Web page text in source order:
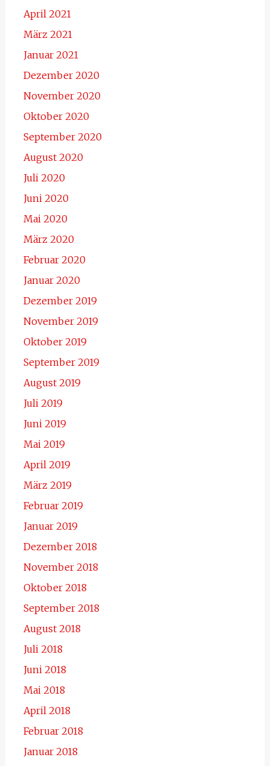
April 2021
März 2021
Januar 2021
Dezember 2020
November 2020
Oktober 2020
September 2020
August 2020
Juli 2020
Juni 2020
Mai 2020
März 2020
Februar 2020
Januar 2020
Dezember 2019
November 2019
Oktober 2019
September 2019
August 2019
Juli 2019
Juni 2019
Mai 2019
April 2019
März 2019
Februar 2019
Januar 2019
Dezember 2018
November 2018
Oktober 2018
September 2018
August 2018
Juli 2018
Juni 2018
Mai 2018
April 2018
Februar 2018
Januar 2018